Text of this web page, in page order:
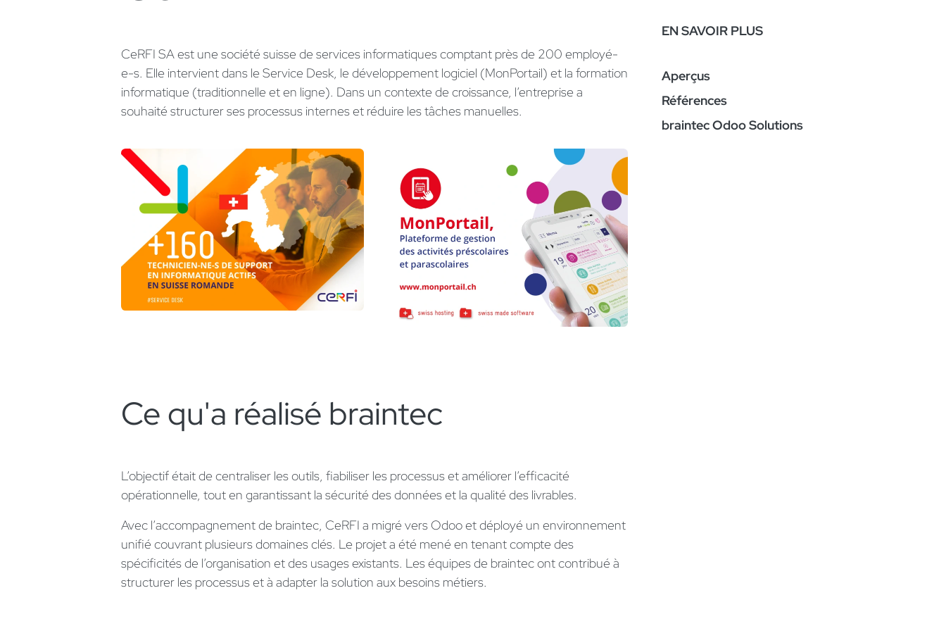
CeRFI SA est une société suisse de services informatiques comptant près de 200 employé-
e-s. Elle intervient dans le Service Desk, le développement logiciel (MonPortail) et la formation
informatique (traditionnelle et en ligne). Dans un contexte de croissance, l’entreprise a
souhaité structurer ses processus internes et réduire les tâches manuelles.
Ce qu'a réalisé braintec
L’objectif était de centraliser les outils, fiabiliser les processus et améliorer l’efficacité
opérationnelle, tout en garantissant la sécurité des données et la qualité des livrables.
Avec l’accompagnement de braintec, CeRFI a migré vers Odoo et déployé un environnement
unifié couvrant plusieurs domaines clés. Le projet a été mené en tenant compte des
spécificités de l’organisation et des usages existants. Les équipes de braintec ont contribué à
structurer les processus et à adapter la solution aux besoins métiers.
EN SAVOIR PLUS
Aperçus
Références
braintec Odoo Solutions